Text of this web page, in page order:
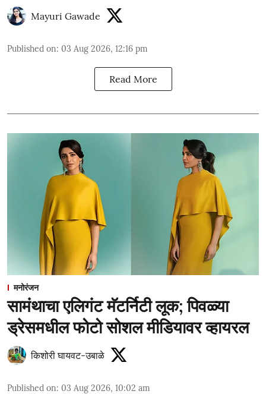
Mayuri Gawade
Published on: 03 Aug 2026, 12:16 pm
Read More
मनोरंजन
सामंथाचा एलिगंट मॅटर्निटी लूक; पिवळ्या
ड्रेसमधील फोटो सोशल मीडियावर व्हायरल
किशोरी घायवट-उबाळे
Published on: 03 Aug 2026, 10:02 am